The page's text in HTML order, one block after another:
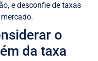
e desconfie de taxas
o
da taxa